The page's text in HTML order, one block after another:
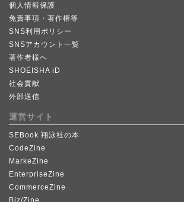
個人情報保護
免責事項・著作権等
SNS利用ポリシー
SNSアカウント一覧
著作者様へ
SHOEISHA iD
社会貢献
外部送信
運営サイト
SEBook 翔泳社の本
CodeZine
MarkeZine
EnterpriseZine
CommerceZine
Biz/Zine